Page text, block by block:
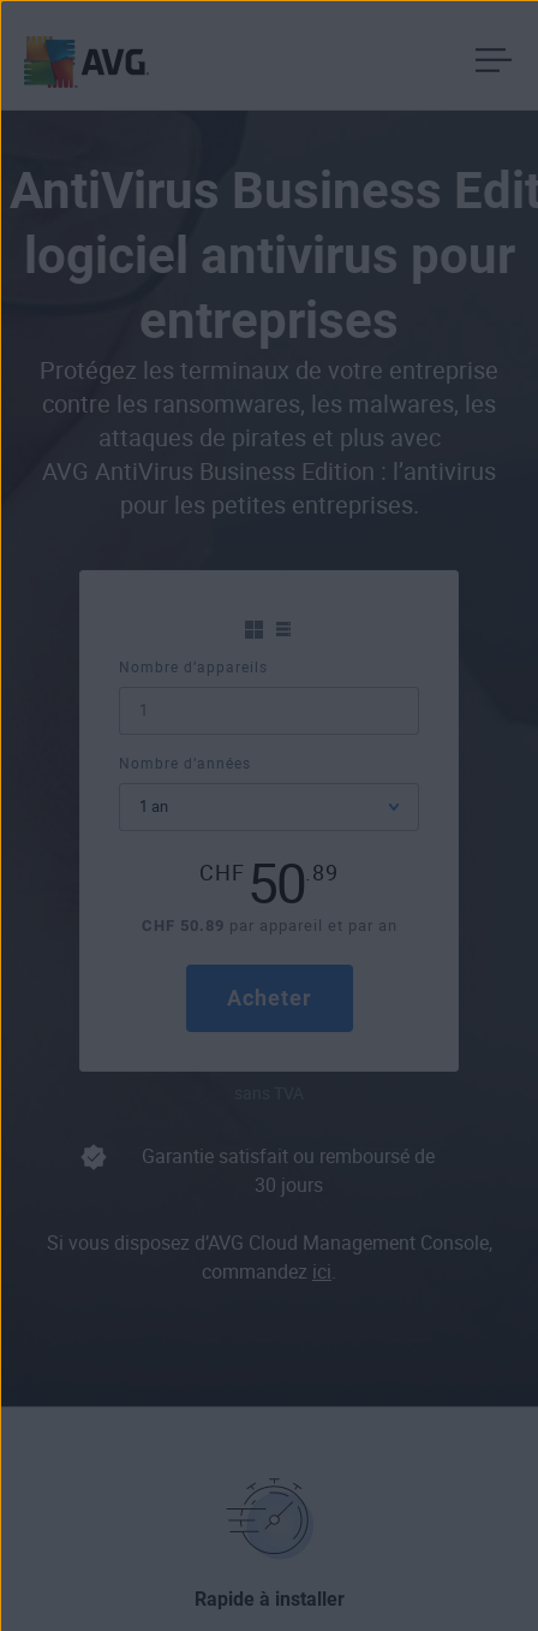
contenu
AntiVirus Business
logiciel antivirus pour
entreprises
Protégez les terminaux de votre entreprise
contre les ransomwares, les malwares, les
attaques de pirates et plus avec
AVG AntiVirus Business Edition : l’antivirus
pour les petites entreprises.
Nombre d’appareils
Nombre d’années
CHF 50 .89
CHF 50.89 par appareil et par an
Acheter
Garantie satisfait ou remboursé de
30 jours
Si vous disposez d’AVG Cloud Management Console,
commandez ici
Rapide à installer